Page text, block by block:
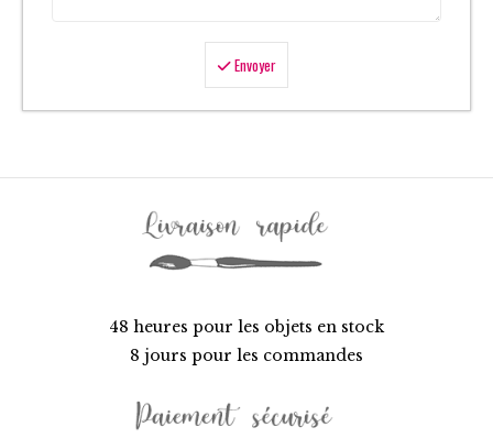
Envoyer
48 heures pour les objets en stock
8 jours pour les commandes